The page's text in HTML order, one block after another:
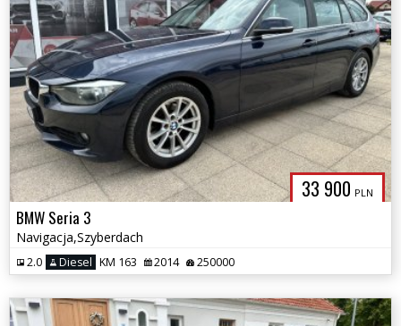
33 900 PLN
BMW Seria 3
Navigacja,Szyberdach
2.0 Diesel KM 163 2014 250000